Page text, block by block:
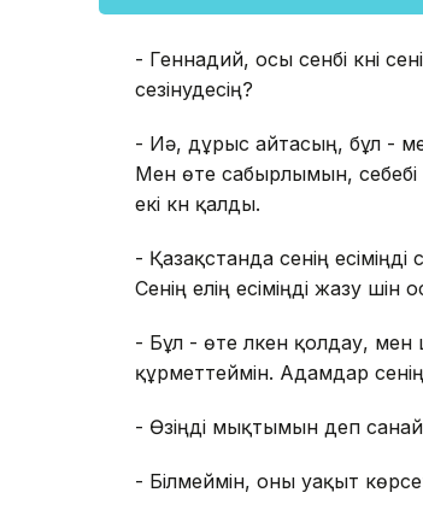
- Геннадий, осы сенбі күні
сезінудесің?
- Иә, дұрыс айтасың, бұл -
Мен өте сабырлымын,
екі күн қалды.
- Қазақстанда сенің
Сенің елің есіміңді жазу үшін
- Бұл - өте үлкен қолдау, мен
құрметтеймін. Адамдар сенің
- Өзіңді мықтымын деп
- Білмеймін, оны уақыт